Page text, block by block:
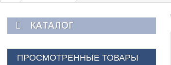
КАТАЛОГ
ПРОСМОТРЕННЫЕ ТОВАРЫ